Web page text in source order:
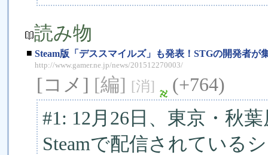
読み物
■ Steam版「デススマイルズ」も発表！STGの開発者
http://www.gamer.ne.jp/news/201512270003/
[コメ] [編] [消]
(+764)
#1: 12月26日、東京・秋
Steamで配信されている